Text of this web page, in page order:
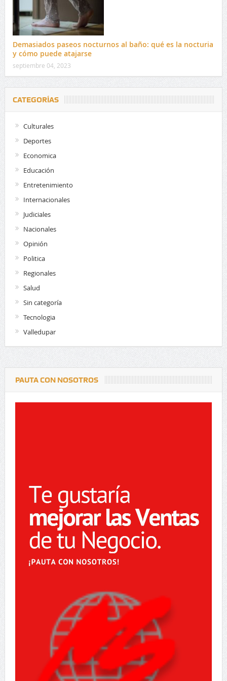
Demasiados paseos nocturnos al baño: qué es la nocturia
y cómo puede atajarse
septiembre 04, 2023
CATEGORÍAS
Culturales
Deportes
Economica
Educación
Entretenimiento
Internacionales
Judiciales
Nacionales
Opinión
Politica
Regionales
Salud
Sin categoría
Tecnologia
Valledupar
PAUTA CON NOSOTROS